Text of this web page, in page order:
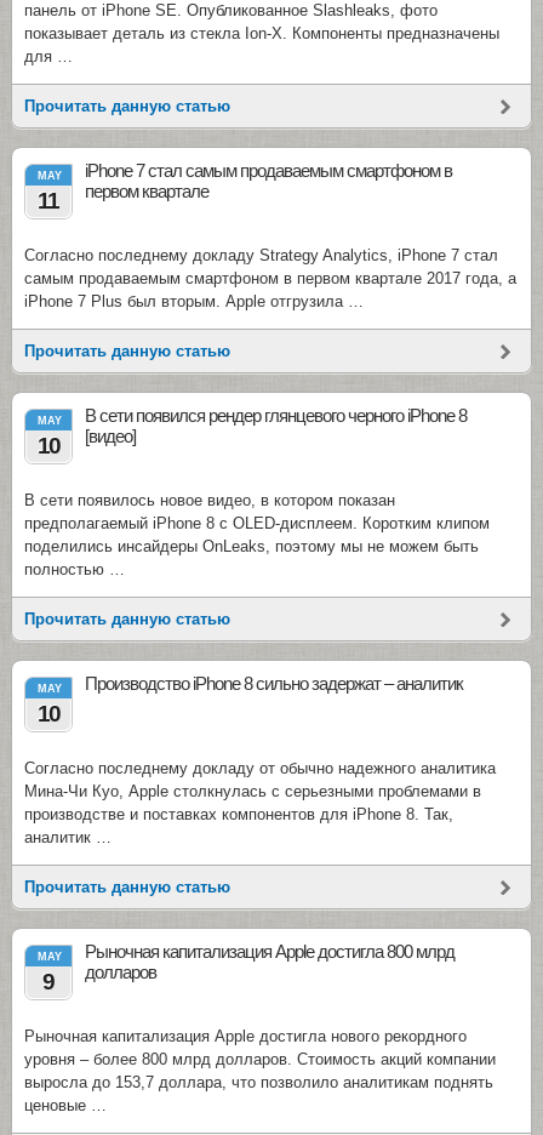
панель от iPhone SE. Опубликованное Slashleaks, фото
показывает деталь из стекла Ion-X. Компоненты предназначены
для …
Прочитать данную статью
MAY
11
iPhone 7 стал самым продаваемым смартфоном в
первом квартале
Согласно последнему докладу Strategy Analytics, iPhone 7 стал
самым продаваемым смартфоном в первом квартале 2017 года, а
iPhone 7 Plus был вторым. Apple отгрузила …
Прочитать данную статью
MAY
10
В сети появился рендер глянцевого черного iPhone 8
[видео]
В сети появилось новое видео, в котором показан
предполагаемый iPhone 8 с OLED-дисплеем. Коротким клипом
поделились инсайдеры OnLeaks, поэтому мы не можем быть
полностью …
Прочитать данную статью
MAY
10
Производство iPhone 8 сильно задержат – аналитик
Согласно последнему докладу от обычно надежного аналитика
Мина-Чи Куо, Apple столкнулась с серьезными проблемами в
производстве и поставках компонентов для iPhone 8. Так,
аналитик …
Прочитать данную статью
MAY
9
Рыночная капитализация Apple достигла 800 млрд
долларов
Рыночная капитализация Apple достигла нового рекордного
уровня – более 800 млрд долларов. Стоимость акций компании
выросла до 153,7 доллара, что позволило аналитикам поднять
ценовые …